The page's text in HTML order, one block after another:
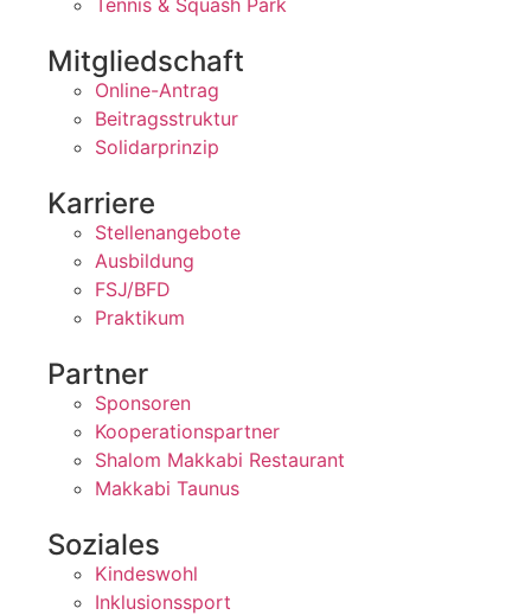
Tennis & Squash Park
Mitgliedschaft
Online-Antrag
Beitragsstruktur
Solidarprinzip
Karriere
Stellenangebote
Ausbildung
FSJ/BFD
Praktikum
Partner
Sponsoren
Kooperationspartner
Shalom Makkabi Restaurant
Makkabi Taunus
Soziales
Kindeswohl
Inklusionssport